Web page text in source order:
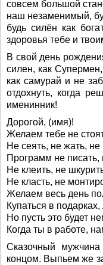
совсем большой
наш незаменимый,
будь силён как
здоровья тебе и
В свой день
силен, как
как самурай и не
отдохнуть, когда
именинник!
Дорогой, (имя)!
Желаем тебе не
Не сеять, не жать, не
Программ не писать,
Не клеить, не
Не класть, не
Желаем весь день
Купаться в
Но пусть это будет
Когда ты в работе,
Сказочный
концом. Выпьем же